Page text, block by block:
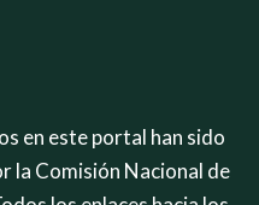
en este portal han sido
la Comisión Nacional de